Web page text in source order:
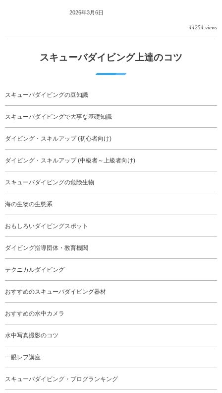
2026年3月6日
44254 views
スキューバダイビング上達のコツ
スキューバダイビングの豆知識
スキューバダイビングで大事な基礎知識
ダイビング・スキルアップ (初心者向け)
ダイビング・スキルアップ (中級者～上級者向け)
スキューバダイビングの危険生物
海の生物の生態系
おもしろいダイビングスポット
ダイビング指導団体・教育機関
テクニカルダイビング
おすすめのスキューバダイビング器材
おすすめの水中カメラ
水中写真撮影のコツ
一眼レフ講座
スキューバダイビング・ブログランキング